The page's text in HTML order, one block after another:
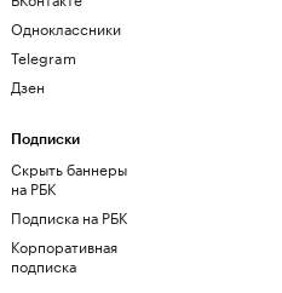
Одноклассники
Telegram
Дзен
Подписки
Скрыть баннеры
на РБК
Подписка на РБК
Корпоративная
подписка